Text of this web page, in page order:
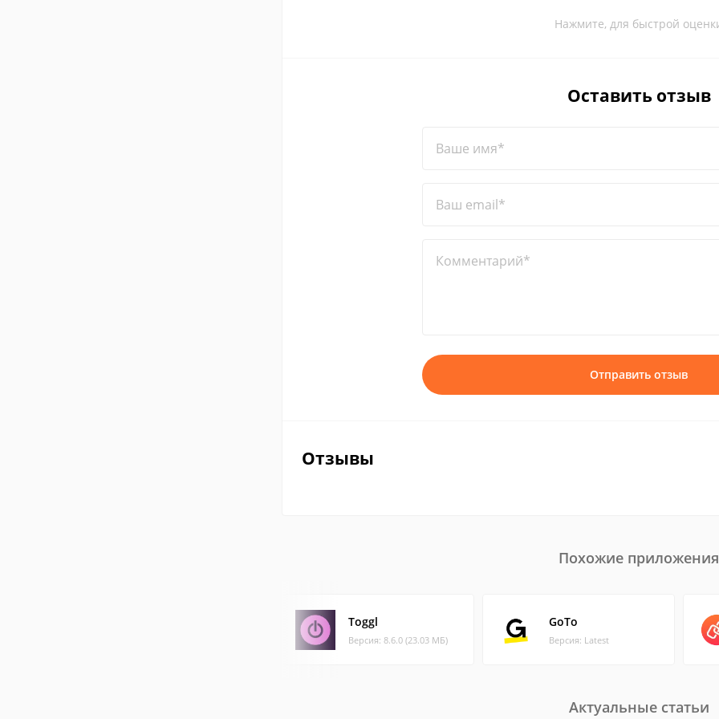
Нажмите, для быстрой
Оставить отзыв
Ваше имя*
Ваш email*
Комментарий*
Отправить отзыв
Отзывы
Похожие приложения
Toggl
Версия: 8.6.0 (23.03 МБ)
GoTo
Версия: Latest
Актуальные статьи